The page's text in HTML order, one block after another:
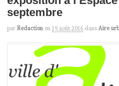
septembre
par Redaction on 19 août 2016 dans Aire